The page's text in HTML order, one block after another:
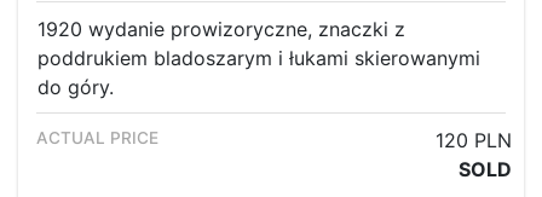
1920 wydanie prowizoryczne, znaczki z
poddrukiem bladoszarym i łukami skierowanymi
do góry.
120 PLN
SOLD